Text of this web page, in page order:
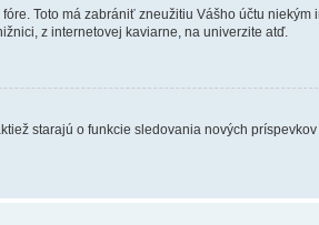
Toto má zabrániť zneužitiu Vášho účtu niekým
z internetovej kaviarne, na univerzite atď.
starajú o funkcie sledovania nových